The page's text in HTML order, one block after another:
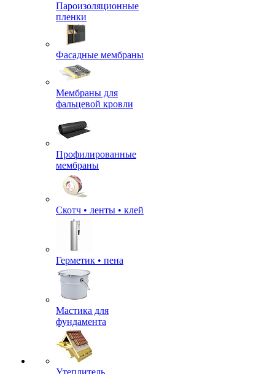
Пароизоляционные
пленки
Фасадные мембраны
Мембраны для
фальцевой кровли
Профилированные
мембраны
Скотч • ленты • клей
Герметик • пена
Мастика для
фундамента
Утеплитель